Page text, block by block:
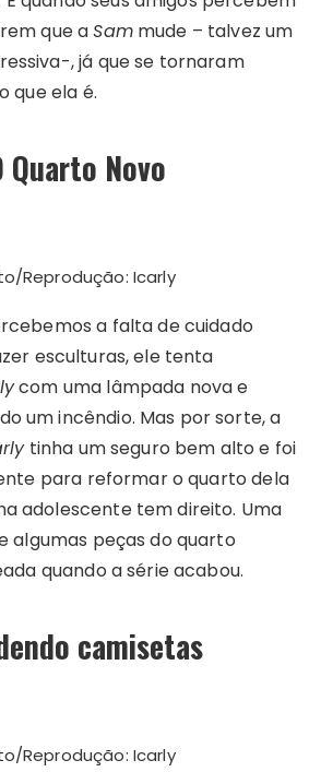
que aSammude – talvez um
, já que se tornaram
que ela é.
Quarto Novo
Reprodução: Icarly
a falta de cuidado
esculturas, ele tenta
com uma lâmpada nova e
um incêndio. Mas por sorte, a
tinha um seguro bem alto e foi
para reformar o quarto dela
adolescente tem direito. Uma
algumas peças do quarto
quando a série acabou.
camisetas
Reprodução: Icarly